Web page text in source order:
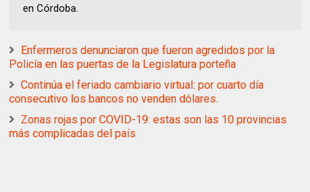
en Córdoba.
Enfermeros denunciaron que fueron agredidos por la
Policía en las puertas de la Legislatura porteña
Continúa el feriado cambiario virtual: por cuarto día
consecutivo los bancos no venden dólares.
Zonas rojas por COVID-19: estas son las 10 provincias
más complicadas del país